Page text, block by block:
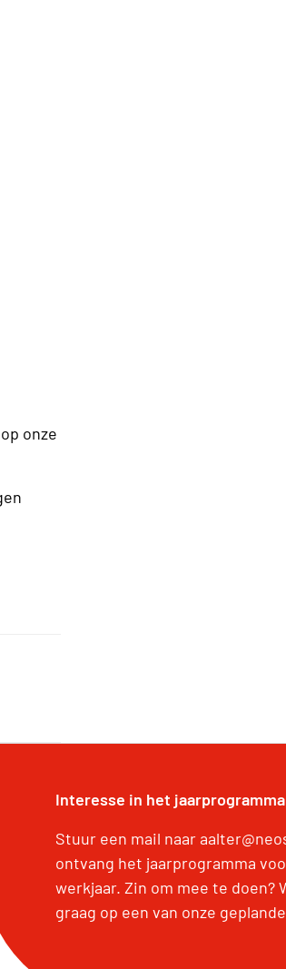
op onze
Interesse in het
Stuur een mail naar
ontvang het jaarprogramma
werkjaar. Zin om mee te doen?
graag op een van onze